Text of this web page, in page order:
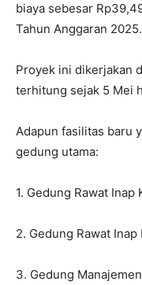
biaya sebesar
Tahun Anggaran 2025.
Proyek ini dikerjakan
terhitung sejak 5 Mei
Adapun fasilitas baru
gedung utama:
1. Gedung Rawat Inap
2. Gedung Rawat Inap
3. Gedung Manajemen